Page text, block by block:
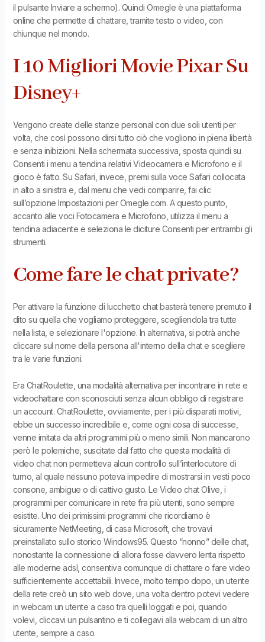
il pulsante Inviare a schermo). Quindi Omegle è una piattaforma
online che permette di chattare, tramite testo o video, con
chiunque nel mondo.
I 10 Migliori Movie Pixar Su
Disney+
Vengono create delle stanze personal con due soli utenti per
volta, che così possono dirsi tutto ciò che vogliono in piena libertà
e senza inibizioni. Nella schermata successiva, sposta quindi su
Consenti i menu a tendina relativi Videocamera e Microfono e il
gioco è fatto. Su Safari, invece, premi sulla voce Safari collocata
in alto a sinistra e, dal menu che vedi comparire, fai clic
sull’opzione Impostazioni per Omegle.com. A questo punto,
accanto alle voci Fotocamera e Microfono, utilizza il menu a
tendina adiacente e seleziona le diciture Consenti per entrambi gli
strumenti.
Come fare le chat private?
Per attivare la funzione di lucchetto chat basterà tenere premuto il
dito su quella che vogliamo proteggere, scegliendola tra tutte
nella lista, e selezionare l'opzione. In alternativa, si potrà anche
cliccare sul nome della persona all'interno della chat e scegliere
tra le varie funzioni.
Era ChatRoulette, una modalità alternativa per incontrare in rete e
videochattare con sconosciuti senza alcun obbligo di registrare
un account. ChatRoulette, ovviamente, per i più disparati motivi,
ebbe un successo incredibile e, come ogni cosa di successe,
venne imitata da altri programmi più o meno simili. Non mancarono
però le polemiche, suscitate dal fatto che questa modalità di
video chat non permetteva alcun controllo sull’interlocutore di
turno, al quale nessuno poteva impedire di mostrarsi in vesti poco
consone, ambigue o di cattivo gusto. Le Video chat Olive, i
programmi per comunicare in rete fra più utenti, sono sempre
esistite. Uno dei primissimi programmi che ricordiamo è
sicuramente NetMeeting, di casa Microsoft, che trovavi
preinstallato sullo storico Windows95. Questo “nonno” delle chat,
nonostante la connessione di allora fosse davvero lenta rispetto
alle moderne adsl, consentiva comunque di chattare o fare video
sufficientemente accettabili. Invece, molto tempo dopo, un utente
della rete creò un sito web dove, una volta dentro potevi vedere
in webcam un utente a caso tra quelli loggati e poi, quando
volevi, cliccavi un pulsantino e ti collegavi alla webcam di un altro
utente, sempre a caso.